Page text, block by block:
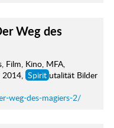
Weg des
Film, Kino, MFA,
2014, Spirit utalität Bilder
weg-des-magiers-2/